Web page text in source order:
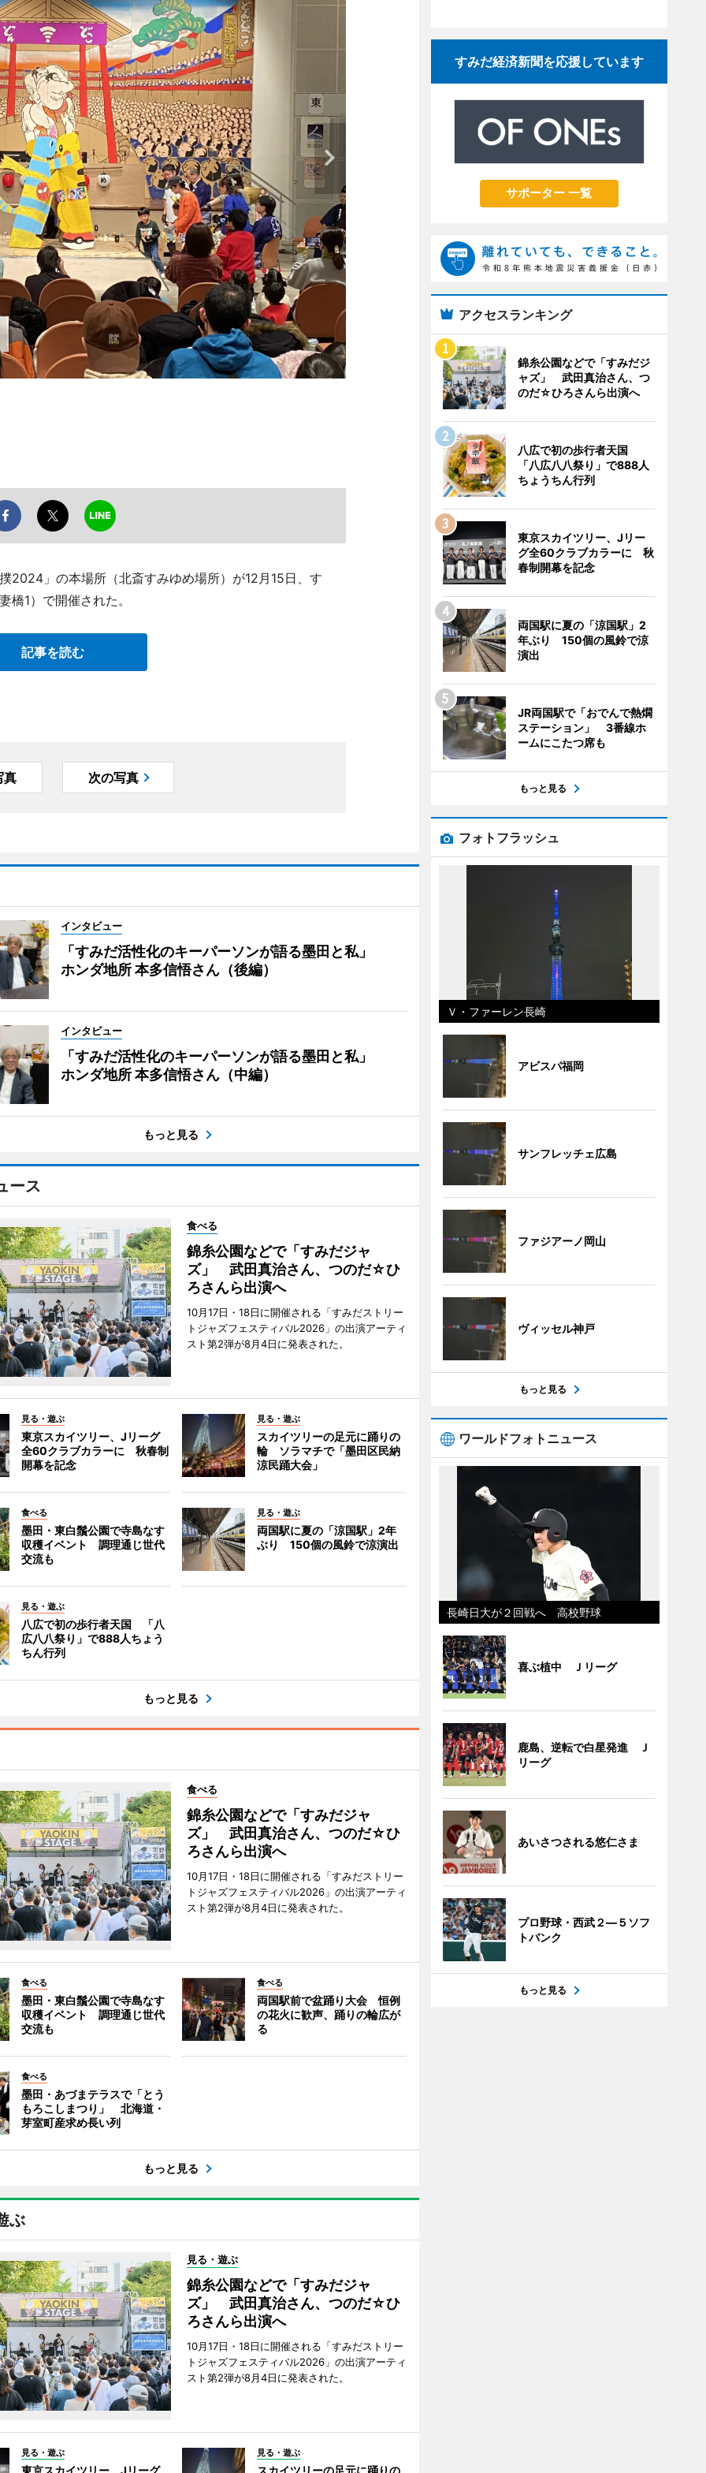
2024」の本場所（北斎すみゆめ場所）が12月15日、す
1）で開催された。
記事を読む
真 次の写真
インタビュー
「すみだ活性化のキーパーソンが語る墨田と私」
ホンダ地所 本多信悟さん（後編）
インタビュー
「すみだ活性化のキーパーソンが語る墨田と私」
ホンダ地所 本多信悟さん（中編）
もっと見る
ース
食べる
錦糸公園などで「すみだジャ
ズ」 武田真治さん、つのだ☆ひ
ろさんら出演へ
10月17日・18日に開催される「すみだストリー
トジャズフェスティバル2026」の出演アーティ
スト第2弾が8月4日に発表された。
見る・遊ぶ
東京スカイツリー、Jリーグ
全60クラブカラーに 秋春制
開幕を記念
見る・遊ぶ
スカイツリーの足元に踊りの
輪 ソラマチで「墨田区民納
涼民踊大会」
食べる
墨田・東白鬚公園で寺島なす
収穫イベント 調理通じ世代
交流も
見る・遊ぶ
両国駅に夏の「涼国駅」2年
ぶり 150個の風鈴で涼演出
見る・遊ぶ
八広で初の歩行者天国 「八
広八八祭り」で888人ちょう
ちん行列
もっと見る
食べる
錦糸公園などで「すみだジャ
ズ」 武田真治さん、つのだ☆ひ
ろさんら出演へ
10月17日・18日に開催される「すみだストリー
トジャズフェスティバル2026」の出演アーティ
スト第2弾が8月4日に発表された。
食べる
墨田・東白鬚公園で寺島なす
収穫イベント 調理通じ世代
交流も
食べる
両国駅前で盆踊り大会 恒例
の花火に歓声、踊りの輪広が
る
食べる
墨田・あづまテラスで「とう
もろこしまつり」 北海道・
芽室町産求め長い列
もっと見る
ぶ
見る・遊ぶ
錦糸公園などで「すみだジャ
ズ」 武田真治さん、つのだ☆ひ
ろさんら出演へ
10月17日・18日に開催される「すみだストリー
トジャズフェスティバル2026」の出演アーティ
スト第2弾が8月4日に発表された。
見る・遊ぶ
東京スカイツリー、Jリーグ
見る・遊ぶ
スカイツリーの足元に踊りの
すみだ経済新聞を応援しています
サポーター 一覧
アクセスランキング
錦糸公園などで「すみだジ
ャズ」 武田真治さん、つ
のだ☆ひろさんら出演へ
八広で初の歩行者天国
「八広八八祭り」で888人
ちょうちん行列
東京スカイツリー、Jリー
グ全60クラブカラーに 秋
春制開幕を記念
両国駅に夏の「涼国駅」2
年ぶり 150個の風鈴で涼
演出
JR両国駅で「おでんで熱燗
ステーション」 3番線ホ
ームにこたつ席も
もっと見る
フォトフラッシュ
Ｖ・ファーレン長崎
アビスパ福岡
サンフレッチェ広島
ファジアーノ岡山
ヴィッセル神戸
もっと見る
ワールドフォトニュース
長崎日大が２回戦へ 高校野球
喜ぶ植中 Ｊリーグ
鹿島、逆転で白星発進 Ｊ
リーグ
あいさつされる悠仁さま
プロ野球・西武２―５ソフ
トバンク
もっと見る